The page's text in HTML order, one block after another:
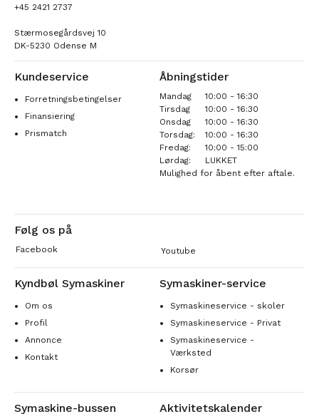
+45 2421 2737
Stærmosegårdsvej 10
DK-5230 Odense M
Kundeservice
Forretningsbetingelser
Finansiering
Prismatch
Åbningstider
Mandag
10:00 - 16:30
Tirsdag
10:00 - 16:30
Onsdag
10:00 - 16:30
Torsdag:
10:00 - 16:30
Fredag:
10:00 - 15:00
Lørdag:
LUKKET
Mulighed for åbent efter aftale.
Følg os på
Facebook Youtube
Kyndbøl Symaskiner
Om os
Profil
Annonce
Kontakt
Symaskiner-service
Symaskineservice - skoler
Symaskineservice - Privat
Symaskineservice -
Værksted
Korsør
Symaskine-bussen Aktivitetskalender